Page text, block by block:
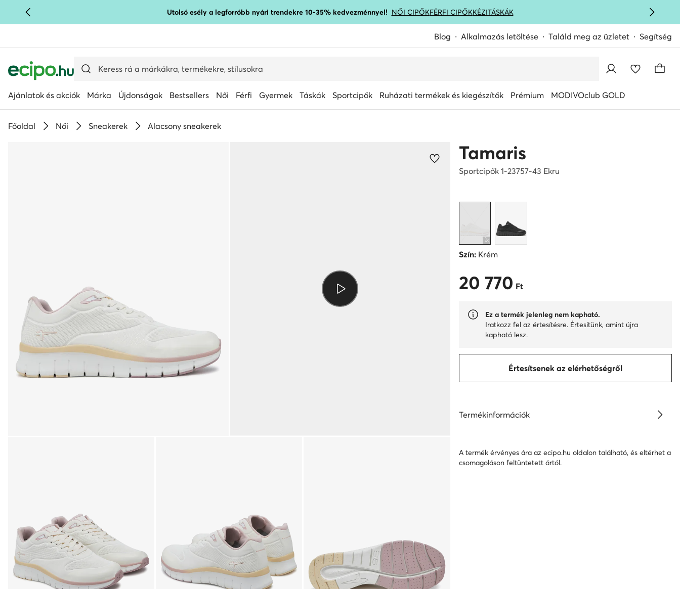
UGRÁS A FŐ TARTALOMRA Utolsó esély a legforróbb nyári trendekre 10-35% kedvezménnyel! NŐI CIPŐKFÉRFI CIPŐKKÉZITÁSKÁK
Blog Alkalmazás letöltése Találd meg az üzletet Segítség
Ajánlatok és akciók Márka Újdonságok Bestsellers Női Férfi Gyermek Táskák Sportcipők Ruházati termékek és kiegészítők Prémium MODIVOclub GOLD
Főoldal Női Sneakerek Alacsony sneakerek
Tamaris
Sportcipők 1-23757-43 Ekru
Szín:Krém
20 770 Ft
20 770 Ft
Ez a termék jelenleg nem kapható.
Iratkozz fel az értesítésre. Értesítünk, amint újra
kapható lesz.
Értesítsenek az elérhetőségről
Termékinformációk
A termék érvényes ára az ecipo.hu oldalon található, és eltérhet a
csomagoláson feltüntetett ártól.